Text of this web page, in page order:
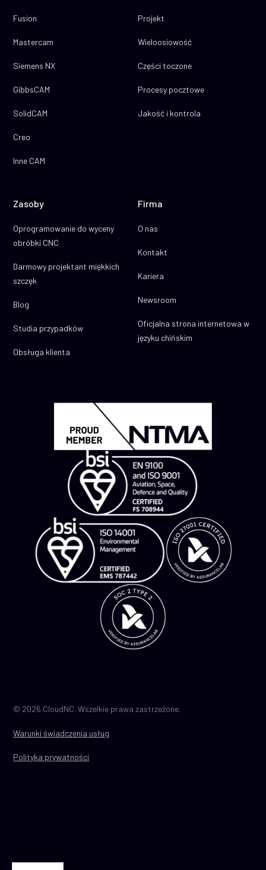
Fusion
Mastercam
Siemens NX
GibbsCAM
SolidCAM
Creo
Inne CAM
Projekt
Wieloosiowość
Części toczone
Procesy pocztowe
Jakość i kontrola
Zasoby
Oprogramowanie do wyceny
obróbki CNC
Darmowy projektant miękkich
szczęk
Blog
Studia przypadków
Obsługa klienta
Firma
O nas
Kontakt
Kariera
Newsroom
Oficjalna strona internetowa w
języku chińskim
Warunki świadczenia usług
Polityka prywatności
© 2026 CloudNC. Wszelkie prawa zastrzeżone.